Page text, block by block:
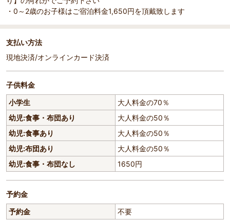
・0～2歳のお子様はご宿泊料金1,650円を頂戴致します
支払い方法
現地決済/オンラインカード決済
子供料金
小学生
大人料金の70％
幼児:食事・布団あり
大人料金の50％
幼児:食事あり
大人料金の50％
幼児:布団あり
大人料金の50％
幼児:食事・布団なし
1650円
予約金
予約金
不要